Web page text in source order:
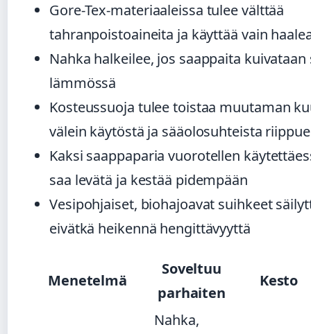
Gore-Tex-materiaaleissa tulee välttää
tahranpoistoaineita ja käyttää vain
Nahka halkeilee, jos saappaita kuivataan
lämmössä
Kosteussuoja tulee toistaa muutaman
välein käytöstä ja sääolosuhteista
Kaksi saappaparia vuorotellen
saa levätä ja kestää pidempään
Vesipohjaiset, biohajoavat suihkeet
eivätkä heikennä hengittävyyttä
Menetelmä
Soveltuu
parhaiten
Kesto
Nahka,